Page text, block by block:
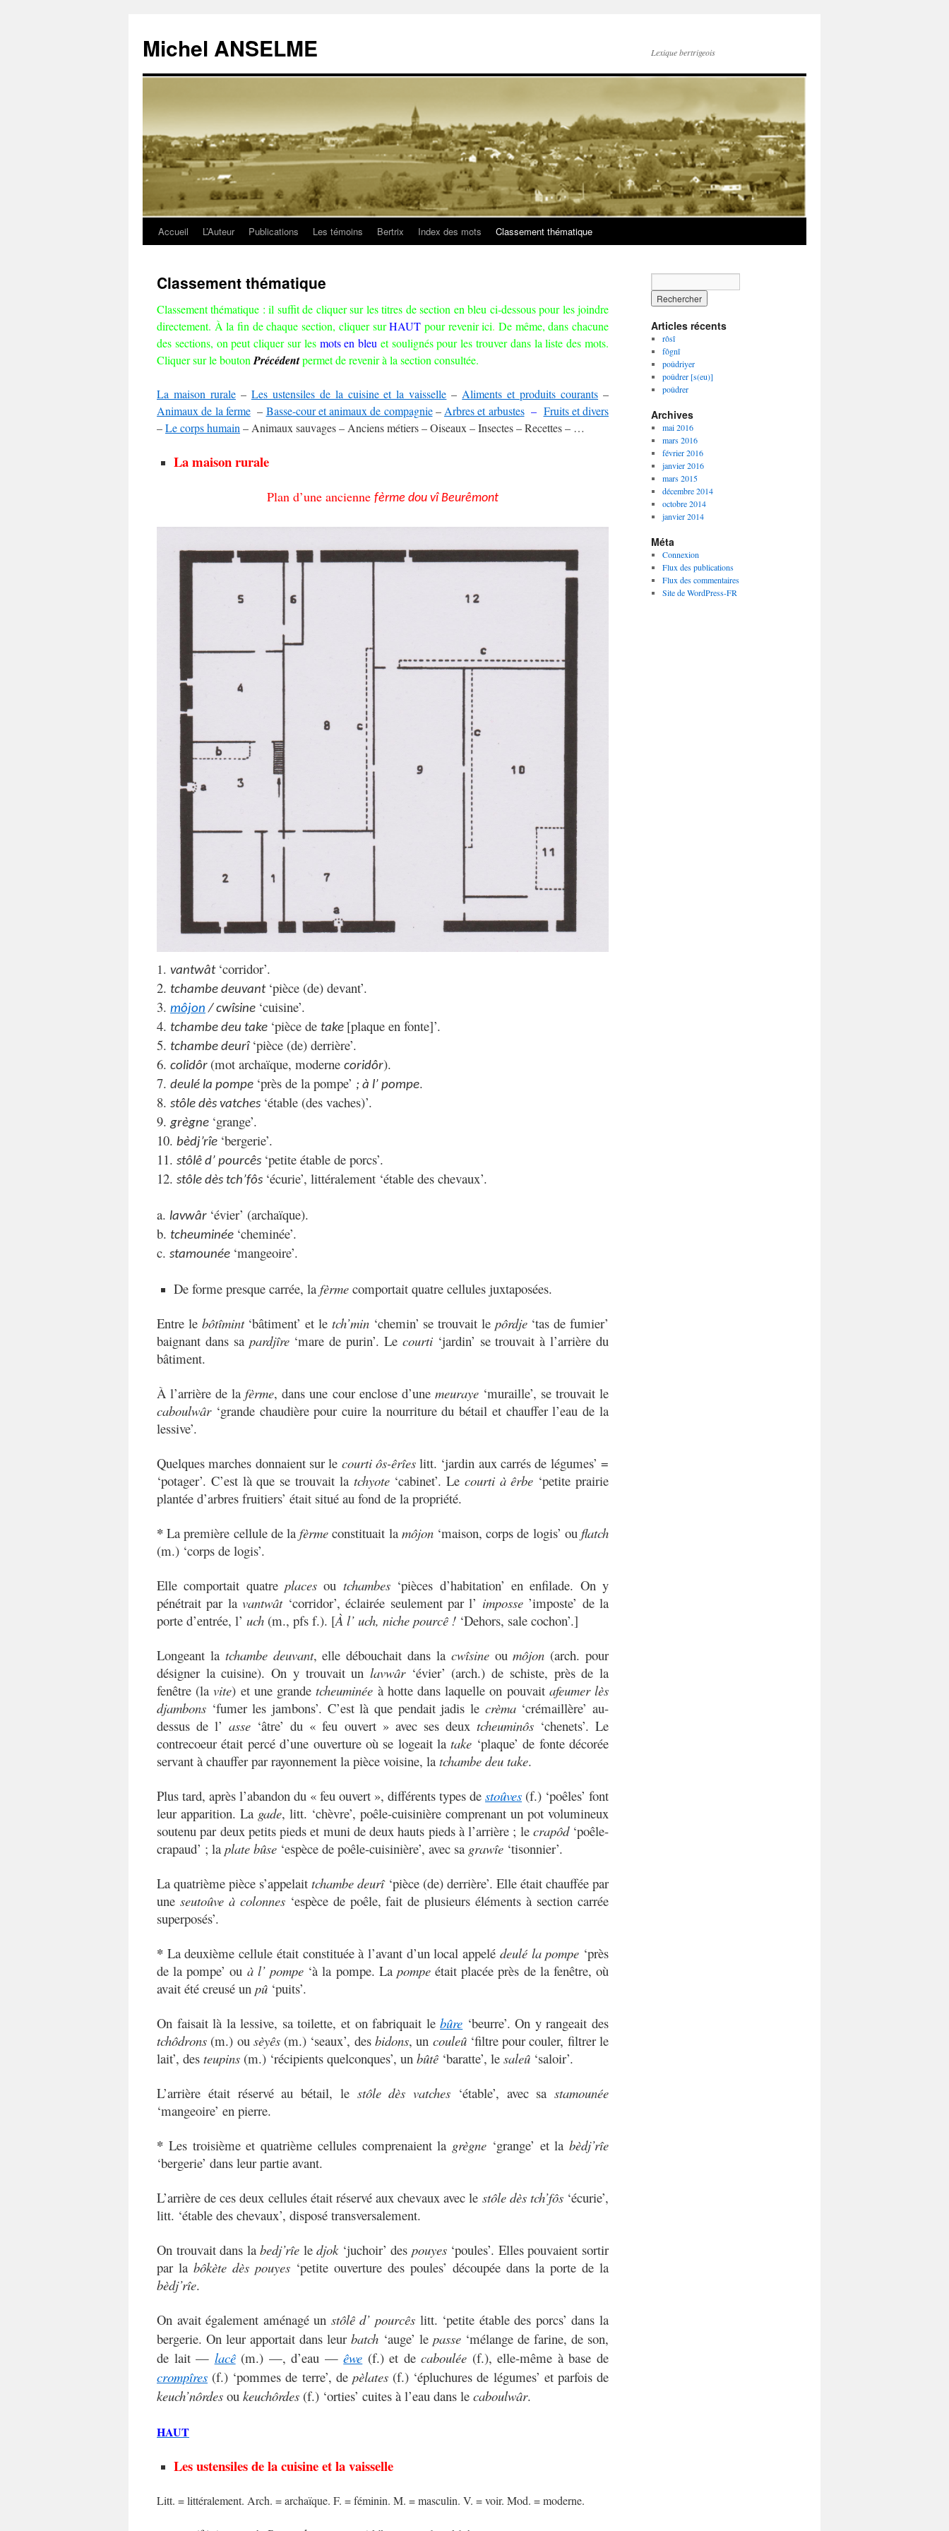
Michel ANSELME Lexique bertrigeois
Aller
contenu
Accueil L’Auteur Publications Les témoins Bertrix Index des mots Classement thématique
Classement thématique
Classement thématique : il suffit de cliquer sur les titres de section en bleu ci-dessous pour les joindre
directement. À la fin de chaque section, cliquer sur HAUT pour revenir ici. De même, dans chacune
des sections, on peut cliquer sur les mots en bleu et soulignés pour les trouver dans la liste des mots.
Cliquer sur le bouton Précédentpermet de revenir à la section consultée.
La maison rurale– Les ustensiles de la cuisine et la vaisselle – Aliments et produits courants –
Animaux de la ferme– Basse-cour et animaux de compagnie– Arbres et arbustes– Fruits et divers
–Le corps humain – Animaux sauvages – Anciens métiers – Oiseaux – Insectes – Recettes – …
La maison rurale
Plan d’une ancienne fèrme dou vî Beurêmont
1. vantwât ‘corridor’.
2. tchambe deuvant ‘pièce (de) devant’.
3. môjon / cwîsine ‘cuisine’.
4. tchambe deu take ‘pièce de take [plaque en fonte]’.
5. tchambe deurî ‘pièce (de) derrière’.
6. colidôr (mot archaïque, moderne coridôr).
7. deulé la pompe ‘près de la pompe’ ; à l’ pompe.
8. stôle dès vatches ‘étable (des vaches)’.
9. grègne ‘grange’.
10. bèdj’rîe ‘bergerie’.
11. stôlê d’ pourcês ‘petite étable de porcs’.
12. stôle dès tch’fôs ‘écurie’, littéralement ‘étable des chevaux’.
a. lavwâr ‘évier’ (archaïque).
b. tcheuminée ‘cheminée’.
c. stamounée ‘mangeoire’.
De forme presque carrée, la fèrme comportait quatre cellules juxtaposées.
Entre le bôtîmint ‘bâtiment’ et le tch’min ‘chemin’ se trouvait le pôrdje ‘tas de fumier’
baignant dans sa pardjîre ‘mare de purin’. Le courti ‘jardin’ se trouvait à l’arrière du
bâtiment.
À l’arrière de lafèrme, dans une cour enclose d’une meuraye ‘muraille’, se trouvait le
caboulwâr ‘grande chaudière pour cuire la nourriture du bétail et chauffer l’eau de la
lessive’.
Quelques marches donnaient sur le courti ôs-êrîeslitt. ‘jardin aux carrés de légumes’ =
‘potager’. C’est là que se trouvait la tchyote ‘cabinet’. Le courti à êrbe ‘petite prairie
plantée d’arbres fruitiers’ était situé au fond de la propriété.
* La première cellule de lafèrmeconstituait la môjon ‘maison, corps de logis’ ouflatch
(m.) ‘corps de logis’.
Elle comportait quatreplacesou tchambes ‘pièces d’habitation’ en enfilade. On y
pénétrait par lavantwât ‘corridor’, éclairée seulement par l’ imposse ’imposte’ de la
porte d’entrée, l’ uch (m., pfs f.). [À l’ uch, niche pourcê ! ‘Dehors, sale cochon’.]
Longeant la tchambe deuvant, elle débouchait dans la cwîsine oumôjon (arch. pour
désigner la cuisine). On y trouvait un lavwâr ‘évier’ (arch.) de schiste, près de la
fenêtre (lavite) et une grandetcheuminée à hotte dans laquelle on pouvait afeumer lès
djambons ‘fumer les jambons’. C’est là que pendait jadis le crèma ‘crémaillère’ au-
dessus de l’asse ‘âtre’ du « feu ouvert » avec ses deux tcheuminôs ‘chenets’. Le
contrecoeur était percé d’une ouverture où se logeait latake ‘plaque’ de fonte décorée
servant à chauffer par rayonnement la pièce voisine, la tchambe deu take.
Plus tard, après l’abandon du « feu ouvert », différents types de stoûves (f.) ‘poêles’ font
leur apparition. La gade, litt. ‘chèvre’, poêle-cuisinière comprenant un pot volumineux
soutenu par deux petits pieds et muni de deux hauts pieds à l’arrière ; le crapôd ‘poêle-
crapaud’ ; la plate bûse ‘espèce de poêle-cuisinière’, avec sa grawîe ‘tisonnier’.
La quatrième pièce s’appelaittchambe deurî ‘pièce (de) derrière’. Elle était chauffée par
une seutoûve à colonnes ‘espèce de poêle, fait de plusieurs éléments à section carrée
superposés’.
* La deuxième cellule était constituée à l’avant d’un local appelé deulé la pompe ‘près
de la pompe’ ou à l’ pompe ‘à la pompe. La pompeétait placée près de la fenêtre, où
avait été creusé un pû ‘puits’.
On faisait là la lessive, sa toilette, et on fabriquait lebûre ‘beurre’. On y rangeait des
tchôdrons (m.) ou sèyês (m.) ‘seaux’, desbidons, un couleû ‘filtre pour couler, filtrer le
lait’, des teupins (m.) ‘récipients quelconques’, un bûtê ‘baratte’, le saleû ‘saloir’.
L’arrière était réservé au bétail, le stôle dès vatches ‘étable’, avec sa stamounée
‘mangeoire’ en pierre.
* Les troisième et quatrième cellules comprenaient la grègne ‘grange’ et la bèdj’rîe
‘bergerie’ dans leur partie avant.
L’arrière de ces deux cellules était réservé aux chevaux avec le stôle dès tch’fôs ‘écurie’,
litt. ‘étable des chevaux’, disposé transversalement.
On trouvait dans labedj’rîe ledjok ‘juchoir’ des pouyes ‘poules’. Elles pouvaient sortir
par la bôkète dès pouyes ‘petite ouverture des poules’ découpée dans la porte de la
bèdj’rîe.
On avait également aménagé un stôlê d’ pourcês litt. ‘petite étable des porcs’ dans la
bergerie. On leur apportait dans leurbatch ‘auge’ le passe ‘mélange de farine, de son,
de lait — lacê (m.) —, d’eau —êwe (f.) et decaboulée (f.), elle-même à base de
crompîres (f.) ‘pommes de terre’, de pèlates (f.) ‘épluchures de légumes’ et parfois de
keuch’nôrdes ou keuchôrdes (f.) ‘orties’ cuites à l’eau dans le caboulwâr.
HAUT
Les ustensiles de la cuisine et la vaisselle
Litt. = littéralement. Arch. = archaïque. F. = féminin. M. = masculin. V. = voir. Mod. = moderne.
Articles récents
rôsî
fôgnî
poûdriyer
poûdrer [s(eu)]
poûdrer
Archives
mai 2016
mars 2016
février 2016
janvier 2016
mars 2015
décembre 2014
octobre 2014
janvier 2014
Méta
Connexion
Flux des publications
Flux des commentaires
Site de WordPress-FR